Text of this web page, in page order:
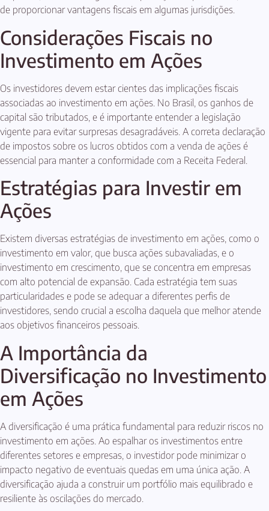
de proporcionar vantagens fiscais em algumas jurisdições.
Considerações Fiscais no
Investimento em Ações
Os investidores devem estar cientes das implicações fiscais
associadas ao investimento em ações. No Brasil, os ganhos de
capital são tributados, e é importante entender a legislação
vigente para evitar surpresas desagradáveis. A correta declaração
de impostos sobre os lucros obtidos com a venda de ações é
essencial para manter a conformidade com a Receita Federal.
Estratégias para Investir em
Ações
Existem diversas estratégias de investimento em ações, como o
investimento em valor, que busca ações subavaliadas, e o
investimento em crescimento, que se concentra em empresas
com alto potencial de expansão. Cada estratégia tem suas
particularidades e pode se adequar a diferentes perfis de
investidores, sendo crucial a escolha daquela que melhor atende
aos objetivos financeiros pessoais.
A Importância da
Diversificação no Investimento
em Ações
A diversificação é uma prática fundamental para reduzir riscos no
investimento em ações. Ao espalhar os investimentos entre
diferentes setores e empresas, o investidor pode minimizar o
impacto negativo de eventuais quedas em uma única ação. A
diversificação ajuda a construir um portfólio mais equilibrado e
resiliente às oscilações do mercado.